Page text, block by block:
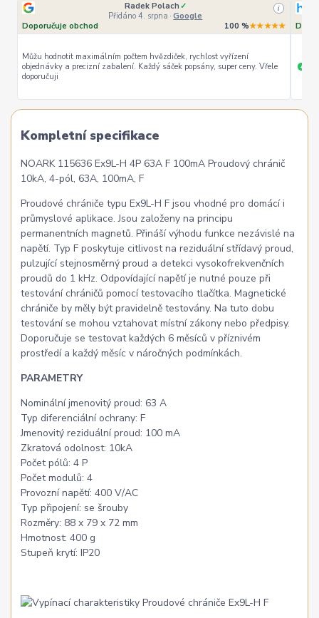
Radek Polach ✓
Přidáno 4. srpna · Google
i
Doporučuje obchod 100 %★★★★★
Můžu hodnotit maximálním počtem hvězdiček, rychlost vyřízení
objednávky a precizní zabalení. Každý sáček popsány, super ceny. Vřele
doporučuji
+
Kompletní specifikace
NOARK 115636 Ex9L-H 4P 63A F 100mA Proudový chránič
10kA, 4-pól, 63A, 100mA, F
Proudové chrániče typu Ex9L-H F jsou vhodné pro domácí i
průmyslové aplikace. Jsou založeny na principu
permanentních magnetů. Přináší výhodu funkce nezávislé na
napětí. Typ F poskytuje citlivost na reziduální střídavý proud,
pulzující stejnosměrný proud a detekci vysokofrekvenčních
proudů do 1 kHz. Odpovídající napětí je nutné pouze při
testování chráničů pomocí testovacího tlačítka. Magnetické
chrániče by měly být pravidelně testovány. Na tuto dobu
testování se mohou vztahovat místní zákony nebo předpisy.
Doporučuje se testovat každých 6 měsíců v příznivém
prostředí a každý měsíc v náročných podmínkách.
PARAMETRY
Nominální jmenovitý proud: 63 A
Typ diferenciální ochrany: F
Jmenovitý reziduální proud: 100 mA
Zkratová odolnost: 10kA
Počet pólů: 4 P
Počet modulů: 4
Provozní napětí: 400 V/AC
Typ připojení: se šrouby
Rozměry: 88 x 79 x 72 mm
Hmotnost: 400 g
Stupeň krytí: IP20